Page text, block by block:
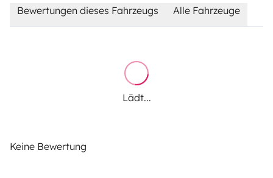
Bewertungen dieses Fahrzeugs Alle Fahrzeuge
Lädt...
Keine Bewertung